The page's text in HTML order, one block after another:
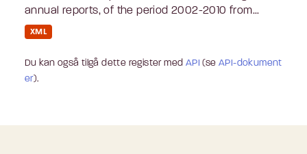
annual reports, of the period 2002-2010 from...
XML
Du kan også tilgå dette register med API (seAPI-dokument
er).